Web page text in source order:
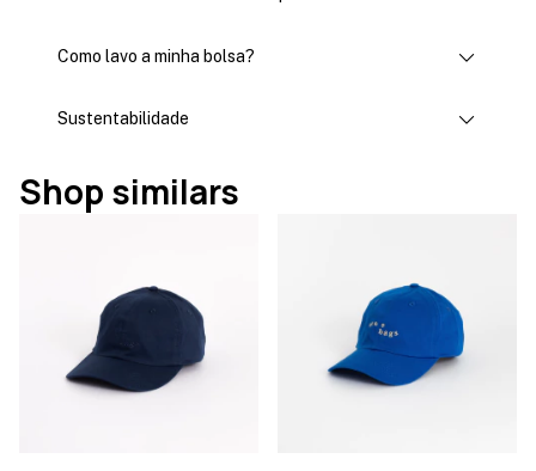
Como lavo a minha bolsa?
Sustentabilidade
Shop similars